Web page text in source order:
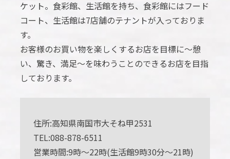
ケット。食彩館、生活館を持ち、食彩館にはフード
コート、生活館は7店舗のテナントが入っておりま
す。
お客様のお買い物を楽しくするお店を目標に～憩
い、驚き、満足～を味わうことのできるお店を目指
しております。
住所:高知県南国市大そね甲2531
TEL:088-878-6511
営業時間:9時～22時(生活館9時30分～21時)